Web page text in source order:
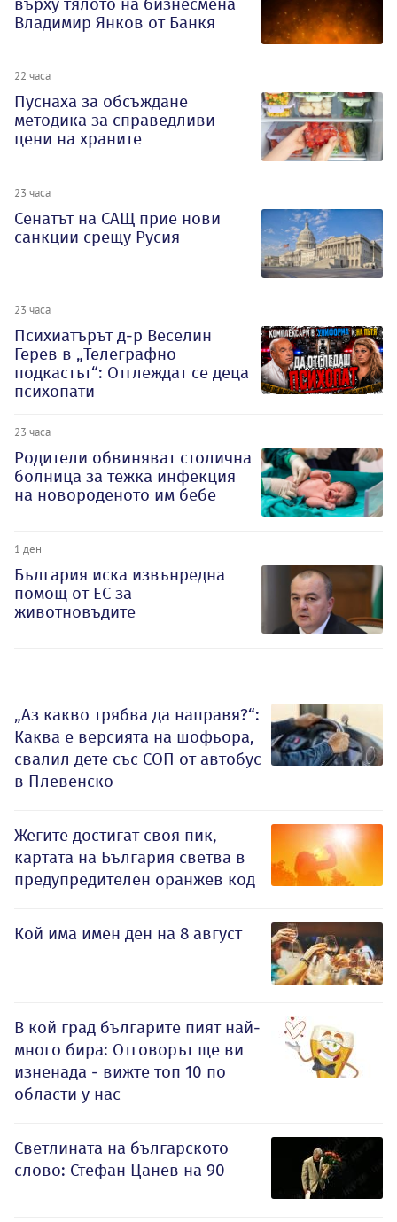
Владимир Янков от Банкя
22 часа
Пуснаха за обсъждане
методика за справедливи
цени на храните
23 часа
Сенатът на САЩ прие нови
санкции срещу Русия
23 часа
Психиатърът д-р Веселин
Герев в „Телеграфно
подкастът“: Отглеждат се деца
психопати
23 часа
Родители обвиняват столична
болница за тежка инфекция
на новороденото им бебе
1 ден
България иска извънредна
помощ от ЕС за
животновъдите
„Аз какво трябва да направя?“:
Каква е версията на шофьора,
свалил дете със СОП от автобус
в Плевенско
Жегите достигат своя пик,
картата на България светва в
предупредителен оранжев код
Кой има имен ден на 8 август
В кой град българите пият най-
много бира: Отговорът ще ви
изненада - вижте топ 10 по
области у нас
Светлината на българското
слово: Стефан Цанев на 90